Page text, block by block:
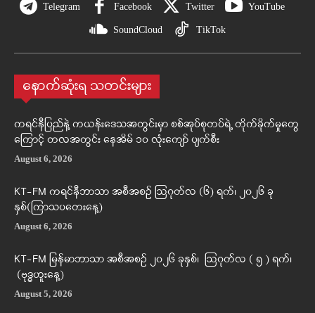
Telegram Facebook Twitter YouTube
SoundCloud TikTok
နောက်ဆုံးရ သတင်းများ
ကရင်နီပြည်နဲ့ ကယန်းဒေသအတွင်းမှာ စစ်အုပ်စုတပ်ရဲ့ တိုက်ခိုက်မှုတွေ
ကြောင့် တလအတွင်း နေအိမ် ၁၀ လုံးကျော် ပျက်စီး
August 6, 2026
KT-FM ကရင်နီဘာသာ အစီအစဉ် ဩဂုတ်လ (၆) ရက်၊ ၂၀၂၆ ခု
နှစ်(ကြာသပတေးနေ့)
August 6, 2026
KT-FM မြန်မာဘာသာ အစီအစဉ် ၂၀၂၆ ခုနှစ်၊ ဩဂုတ်လ ( ၅ ) ရက်၊
(ဗုဒ္ဓဟူးနေ့)
August 5, 2026